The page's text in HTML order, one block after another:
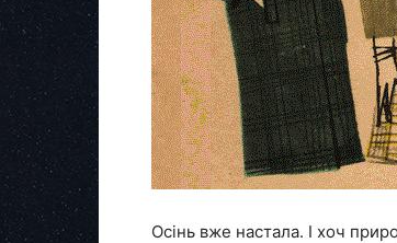
Осінь вже настала. І хоч